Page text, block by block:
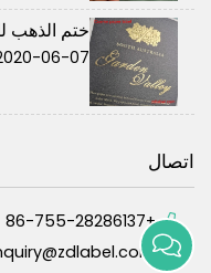
ختم
06-07
اتصال
+86-755-28286137